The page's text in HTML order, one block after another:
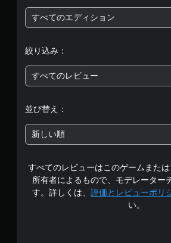
すべてのエディション
絞り込み：
すべてのレビュー
並び替え：
新しい順
すべてのレビューはこのゲームまた
所有者によるもので、モデレーター
す。詳しくは、 評価とレビューポリ
い。